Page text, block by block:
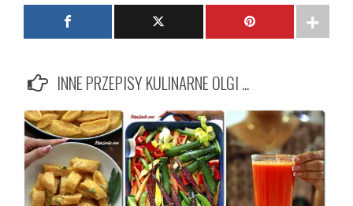
INNE PRZEPISY KULINARNE OLGI ...